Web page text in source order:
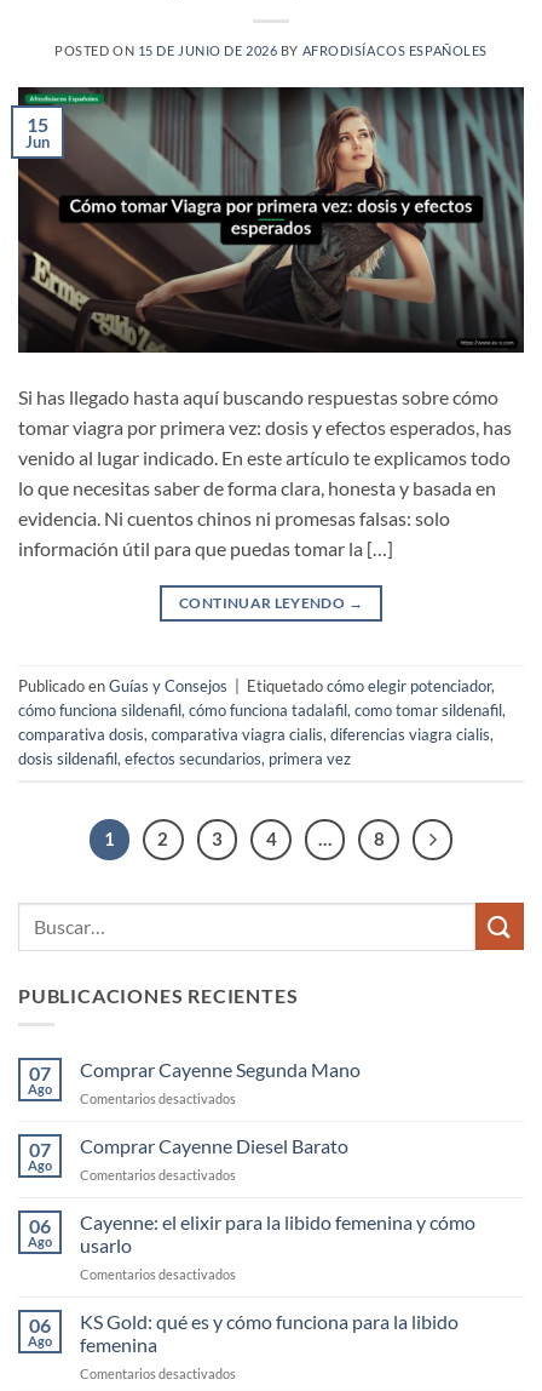
POSTED ON 15 DE JUNIO DE 2026 BY AFRODISÍACOS ESPAÑOLES
15
Jun
Si has llegado hasta aquí buscando respuestas sobre cómo
tomar viagra por primera vez: dosis y efectos esperados, has
venido al lugar indicado. En este artículo te explicamos todo
lo que necesitas saber de forma clara, honesta y basada en
evidencia. Ni cuentos chinos ni promesas falsas: solo
información útil para que puedas tomar la […]
CONTINUAR LEYENDO →
Publicado enGuías y Consejos Etiquetadocómo elegir potenciador,
cómo funciona sildenafil,cómo funciona tadalafil,como tomar sildenafil,
comparativa dosis,comparativa viagra cialis,diferencias viagra cialis,
dosis sildenafil,efectos secundarios, primera vez
1 2 3 4 … 8
PUBLICACIONES RECIENTES
07
Ago
Comprar Cayenne Segunda Mano
Comentarios desactivados
Cayenne
Mano
07
Ago
Comprar Cayenne Diesel Barato
Comentarios desactivados
Cayenne
06
Ago
Cayenne: el elixir para la libido femenina y cómo
usarlo
Comentarios desactivados
el
la
06
Ago
KS Gold: qué es y cómo funciona para la libido
femenina
Comentarios desactivados